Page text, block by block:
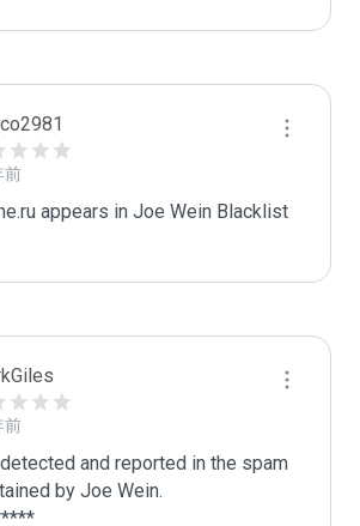
前
appears in Joe Wein Blacklist
前
and reported in the spam
by Joe Wein.